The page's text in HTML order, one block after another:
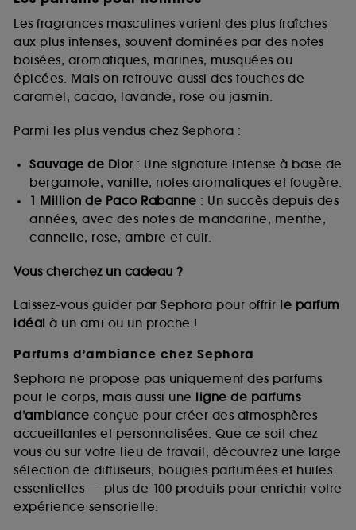
Les fragrances masculines varient des plus fraîches
aux plus intenses, souvent dominées par des notes
boisées, aromatiques, marines, musquées ou
épicées. Mais on retrouve aussi des touches de
caramel, cacao, lavande, rose ou jasmin.
Parmi les plus vendus chez Sephora :
Sauvage de Dior: Une signature intense à base de
bergamote, vanille, notes aromatiques et fougère.
1 Million de Paco Rabanne : Un succès depuis des
années, avec des notes de mandarine, menthe,
cannelle, rose, ambre et cuir.
Vous cherchez un cadeau ?
Laissez-vous guider par Sephora pour offrir le parfum
idéal à un ami ou un proche !
Parfums d’ambiance chez Sephora
Sephora ne propose pas uniquement des parfums
pour le corps, mais aussi une ligne de parfums
d’ambiance conçue pour créer des atmosphères
accueillantes et personnalisées. Que ce soit chez
vous ou sur votre lieu de travail, découvrez une large
sélection de diffuseurs, bougies parfumées et huiles
essentielles — plus de 100 produits pour enrichir votre
expérience sensorielle.